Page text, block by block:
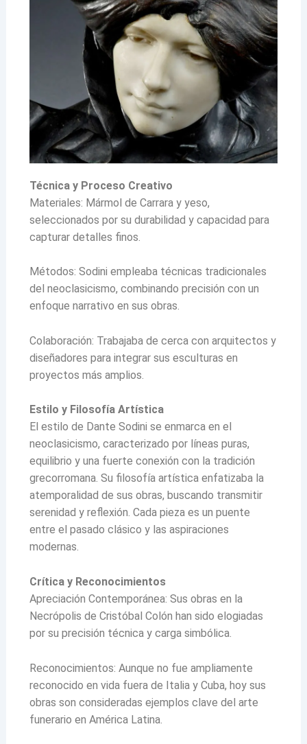
Técnica y Proceso Creativo
Materiales: Mármol de Carrara y yeso,
seleccionados por su durabilidad y capacidad para
capturar detalles finos.
Métodos: Sodini empleaba técnicas tradicionales
del neoclasicismo, combinando precisión con un
enfoque narrativo en sus obras.
Colaboración: Trabajaba de cerca con arquitectos y
diseñadores para integrar sus esculturas en
proyectos más amplios.
Estilo y Filosofía Artística
El estilo de Dante Sodini se enmarca en el
neoclasicismo, caracterizado por líneas puras,
equilibrio y una fuerte conexión con la tradición
grecorromana. Su filosofía artística enfatizaba la
atemporalidad de sus obras, buscando transmitir
serenidad y reflexión. Cada pieza es un puente
entre el pasado clásico y las aspiraciones
modernas.
Crítica y Reconocimientos
Apreciación Contemporánea: Sus obras en la
Necrópolis de Cristóbal Colón han sido elogiadas
por su precisión técnica y carga simbólica.
Reconocimientos: Aunque no fue ampliamente
reconocido en vida fuera de Italia y Cuba, hoy sus
obras son consideradas ejemplos clave del arte
funerario en América Latina.